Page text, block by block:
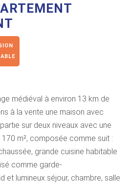
médiéval à environ 13 km de
à la vente une maison avec
sur deux niveaux avec une
m², composée comme suit :
grande cuisine habitable
comme garde-
et lumineux séjour, chambre, salle